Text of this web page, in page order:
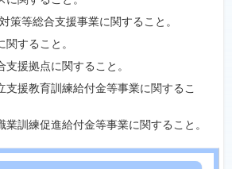
策等総合支援事業に関すること。
すること。
支援拠点に関すること。
支援教育訓練給付金等事業に関するこ
業訓練促進給付金等事業に関すること。